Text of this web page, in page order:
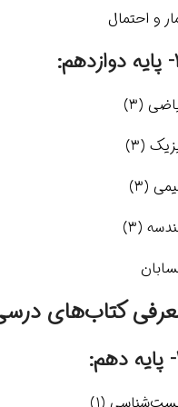
و احتمال
(3)
(3)
(3)
(3)
کتاب‌های